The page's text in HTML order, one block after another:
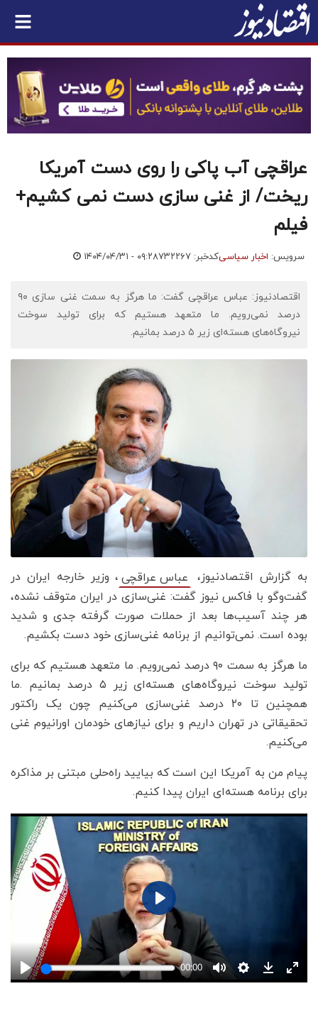
عراقچی آب پاکی را روی دست آمریکا
ریخت/ از غنی سازی دست نمی کشیم+
فیلم
سرویس: اخبار سیاسیکدخبر: ۷۳۲۲۶۷ ۱۴۰۴/۰۴/۳۱ - ۰۹:۲۸
اقتصادنیوز: عباس عراقچی گفت: ما هرگز به سمت غنی سازی ۹۰
درصد نمی‌رویم. ما متعهد هستیم که برای تولید سوخت
نیروگاه‌های هسته‌ای زیر ۵ درصد بمانیم.
به گزارش اقتصادنیوز، عباس عراقچی ، وزیر خارجه ایران در
گفت‌وگو با فاکس نیوز گفت: غنی‌سازی در ایران متوقف نشده،
هر چند آسیب‌ها بعد از حملات صورت گرفته جدی و شدید
بوده است. نمی‌توانیم از برنامه غنی‌سازی خود دست بکشیم.
ما هرگز به سمت ۹۰ درصد نمی‌رویم. ما متعهد هستیم که برای
تولید سوخت نیروگاه‌های هسته‌ای زیر ۵ درصد بمانیم .ما
همچنین تا ۲۰ درصد غنی‌سازی می‌کنیم چون یک راکتور
تحقیقاتی در تهران داریم و برای نیازهای خودمان اورانیوم غنی
می‌کنیم.
پیام من به آمریکا این است که بیایید راه‌حلی مبتنی بر مذاکره
برای برنامه هسته‌ای ایران پیدا کنیم.